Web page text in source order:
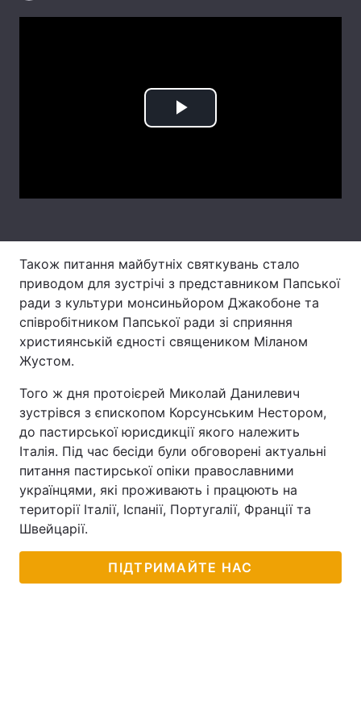
Техно і зв'язок Лайт
Туризм
Погода
Відео з Youtube Статті
Думки
Архів Вакансії
Контакти
Тема оформлення
Play
Також питання майбутніх святкувань стало
приводом для зустрічі з представником Папської
ради з культури монсиньйором Джакобоне та
співробітником Папської ради зі сприяння
християнській єдності священиком Міланом
Жустом.
Того ж дня протоієрей Миколай Данилевич
зустрівся з єпископом Корсунським Нестором,
до пастирської юрисдикції якого належить
Італія. Під час бесіди були обговорені актуальні
питання пастирської опіки православними
українцями, які проживають і працюють на
території Італії, Іспанії, Португалії, Франції та
Швейцарії.
ПІДТРИМАЙТЕ НАС